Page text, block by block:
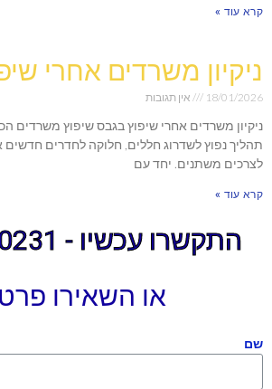
קרא עוד »
ניקיון משרדים אחרי
18/01/2026 אין תגובות
ניקיון משרדים אחרי שיפוץ בגבס שיפוץ משרדים
תהליך נפוץ לשדרוג חללים, חלוקה לחדרים
לצרכים משתנים. יחד עם
קרא עוד »
התקשרו עכשיו - 050-8090231
או השאירו
שם